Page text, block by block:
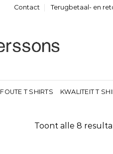
Contact Terugbetaal- en
FOUTE T SHIRTS KWALITEIT T
Toont alle 8